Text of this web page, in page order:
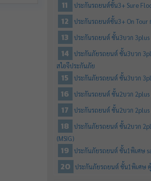
ประกันรถยนต์ชั้น3+ Sure
ประกันรถยนต์ชั้น3+ On Tour
ประกันรถยนต์ ชั้น3บวก
ประกันภัยรถยนต์ ชั้น3บวก
สไอจีประกันภัย
ประกันภัยรถยนต์ ชั้น3บวก
ประกันรถยนต์ ชั้น2บวก 2plus
ประกันรถยนต์ ชั้น2บวก
ประกันภัยรถยนต์ ชั้น2บวก
(MSIG)
ประกันภัยรถยนต์ ชั้น1พิเศษ
ประกันภัยรถยนต์ ชั้น1พิเศษ